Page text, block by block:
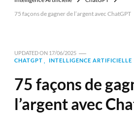
75 façons de gagner de l’argent avec ChatGPT
UPDATED ON 17/06/2025
CHATGPT
INTELLIGENCE ARTIFICIELLE
75 façons de
l’argent avec